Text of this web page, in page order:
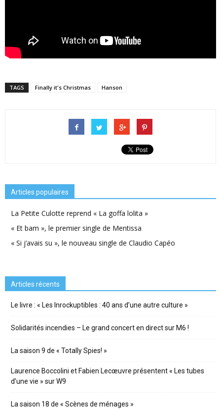
TAGS Finally it's Christmas Hanson
Articles populaires
La Petite Culotte reprend « La goffa lolita »
« Et bam », le premier single de Mentissa
« Si j’avais su », le nouveau single de Claudio Capéo
Articles récents
Le livre : « Les Inrockuptibles : 40 ans d’une autre culture »
Solidarités incendies – Le grand concert en direct sur M6 !
La saison 9 de « Totally Spies! »
Laurence Boccolini et Fabien Lecœuvre présentent « Les tubes
d’une vie » sur W9
La saison 18 de « Scènes de ménages »